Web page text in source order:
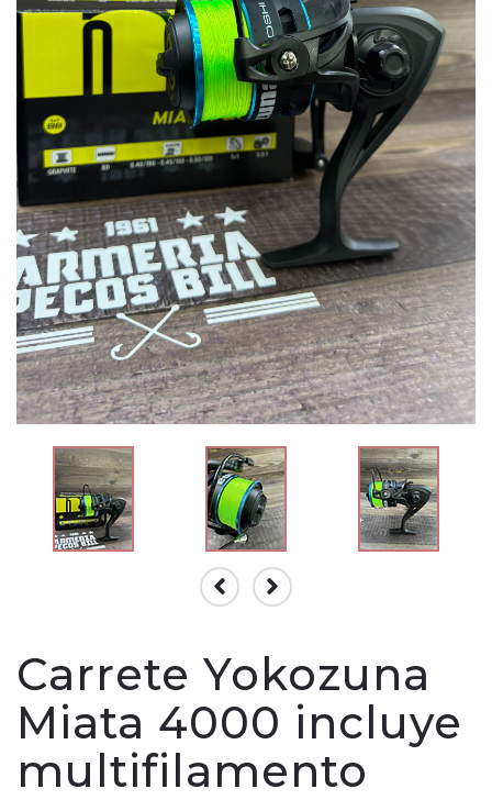
Carrete Yokozuna
Miata 4000 incluye
multifilamento